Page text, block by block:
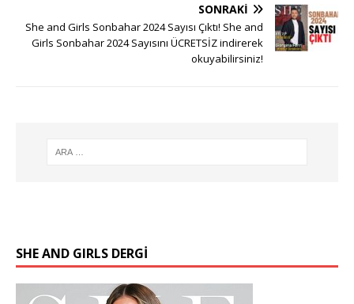
SONRAKI
She and Girls Sonbahar 2024 Sayısı Çıktı! She and
Girls Sonbahar 2024 Sayısını ÜCRETSİZ indirerek
okuyabilirsiniz!
SHE AND GIRLS DERGİ